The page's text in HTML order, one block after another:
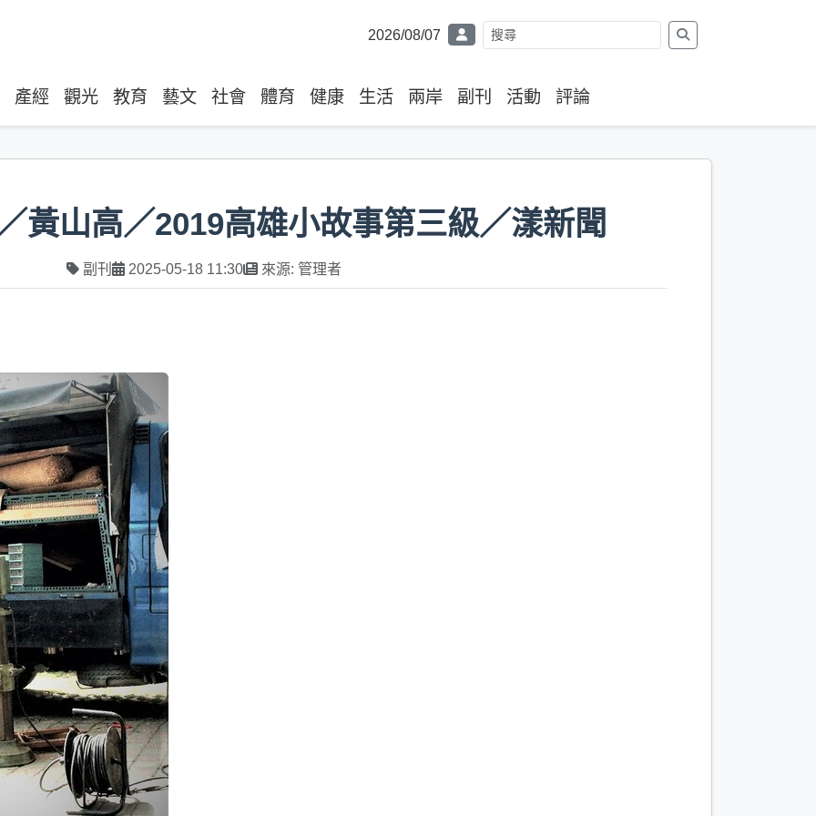
2026/08/07
產經 觀光 教育 藝文 社會 體育 健康 生活 兩岸 副刊 活動 評論
黃山高／2019高雄小故事第三級／漾新聞
副刊 2025-05-18 11:30 來源: 管理者